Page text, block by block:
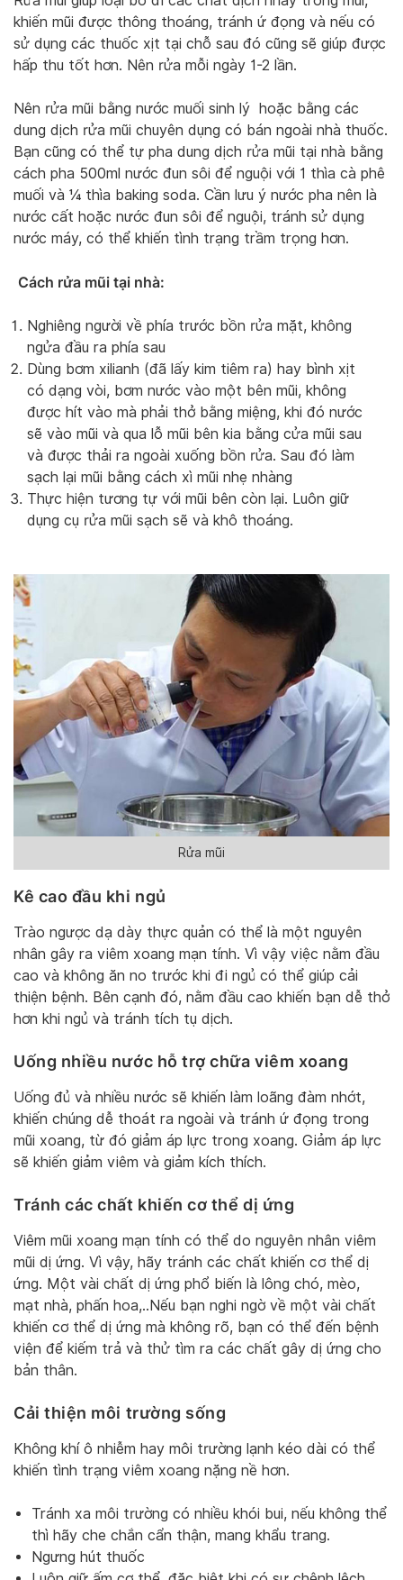
khiến mũi được thông thoáng, tránh ứ đọng và nếu có
sử dụng các thuốc xịt tại chỗ sau đó cũng sẽ giúp được
hấp thu tốt hơn. Nên rửa mỗi ngày 1-2 lần.
Nên rửa mũi bằng nước muối sinh lý hoặc bằng các
dung dịch rửa mũi chuyên dụng có bán ngoài nhà thuốc.
Bạn cũng có thể tự pha dung dịch rửa mũi tại nhà bằng
cách pha 500ml nước đun sôi để nguội với 1 thìa cà phê
muối và ¼ thìa baking soda. Cần lưu ý nước pha nên là
nước cất hoặc nước đun sôi để nguội, tránh sử dụng
nước máy, có thể khiến tình trạng trầm trọng hơn.
Cách rửa mũi tại nhà:
Nghiêng người về phía trước bồn rửa mặt, không
ngửa đầu ra phía sau
Dùng bơm xilianh (đã lấy kim tiêm ra) hay bình xịt
có dạng vòi, bơm nước vào một bên mũi, không
được hít vào mà phải thở bằng miệng, khi đó nước
sẽ vào mũi và qua lỗ mũi bên kia bằng cửa mũi sau
và được thải ra ngoài xuống bồn rửa. Sau đó làm
sạch lại mũi bằng cách xì mũi nhẹ nhàng
Thực hiện tương tự với mũi bên còn lại. Luôn giữ
dụng cụ rửa mũi sạch sẽ và khô thoáng.
Rửa mũi
Kê cao đầu khi ngủ
Trào ngược dạ dày thực quản có thể là một nguyên
nhân gây ra viêm xoang mạn tính. Vì vậy việc nằm đầu
cao và không ăn no trước khi đi ngủ có thể giúp cải
thiện bệnh. Bên cạnh đó, nằm đầu cao khiến bạn dễ thở
hơn khi ngủ và tránh tích tụ dịch.
Uống nhiều nước hỗ trợ chữa viêm xoang
Uống đủ và nhiều nước sẽ khiến làm loãng đàm nhớt,
khiến chúng dễ thoát ra ngoài và tránh ứ đọng trong
mũi xoang, từ đó giảm áp lực trong xoang. Giảm áp lực
sẽ khiến giảm viêm và giảm kích thích.
Tránh các chất khiến cơ thể dị ứng
Viêm mũi xoang mạn tính có thể do nguyên nhân viêm
mũi dị ứng. Vì vậy, hãy tránh các chất khiến cơ thể dị
ứng. Một vài chất dị ứng phổ biến là lông chó, mèo,
mạt nhà, phấn hoa,..Nếu bạn nghi ngờ về một vài chất
khiến cơ thể dị ứng mà không rõ, bạn có thể đến bệnh
viện để kiếm trả và thử tìm ra các chất gây dị ứng cho
bản thân.
Cải thiện môi trường sống
Không khí ô nhiễm hay môi trường lạnh kéo dài có thể
khiến tình trạng viêm xoang nặng nề hơn.
Tránh xa môi trường có nhiều khói bui, nếu không thể
thì hãy che chắn cẩn thận, mang khẩu trang.
Ngưng hút thuốc